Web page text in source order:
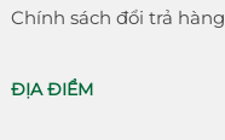
Chính sách đổi trả hàng
ĐỊA ĐIỂM